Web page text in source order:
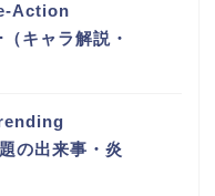
Action
キャラ解説・
の出来事・炎